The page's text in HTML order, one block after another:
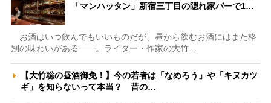
「マンハッタン」新宿三丁目の隠れ家バーで1…
お酒はいつ飲んでもいいものだが、昼から飲むお酒にはまた格
別の味わいがある――。ライター・作家の大竹…
【大竹聡の昼酒御免！】今の若者は「なめろう」や「キヌカツ
ギ」を知らないって本当？ 昔の…